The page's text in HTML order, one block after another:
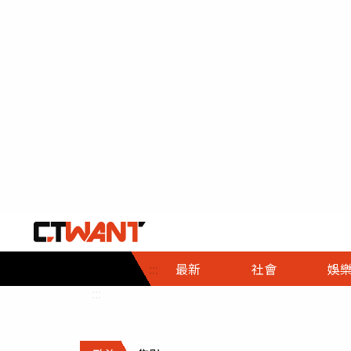
::: 最新 社會
社會首頁
時事
調查
娛樂
娛樂首頁
即時
財經首頁
熱線
政